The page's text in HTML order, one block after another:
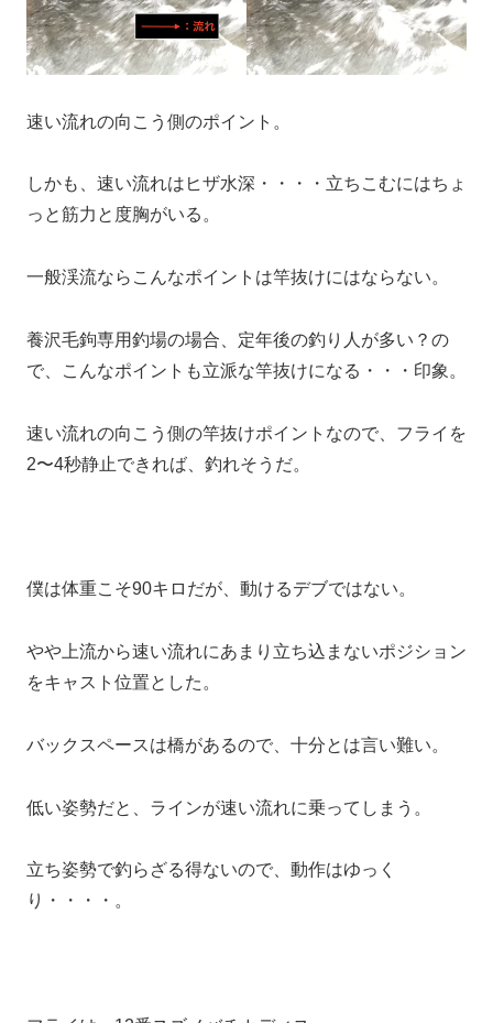
速い流れの向こう側のポイント。
しかも、速い流れはヒザ水深・・・・立ちこむにはちょ
っと筋力と度胸がいる。
一般渓流ならこんなポイントは竿抜けにはならない。
養沢毛鉤専用釣場の場合、定年後の釣り人が多い？の
で、こんなポイントも立派な竿抜けになる・・・印象。
速い流れの向こう側の竿抜けポイントなので、フライを
2〜4秒静止できれば、釣れそうだ。
僕は体重こそ90キロだが、動けるデブではない。
やや上流から速い流れにあまり立ち込まないポジション
をキャスト位置とした。
バックスペースは橋があるので、十分とは言い難い。
低い姿勢だと、ラインが速い流れに乗ってしまう。
立ち姿勢で釣らざる得ないので、動作はゆっく
り・・・・。